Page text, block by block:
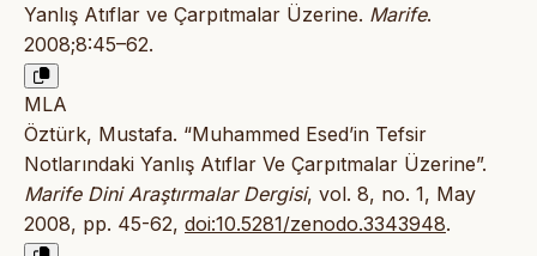
Yanlış Atıflar ve Çarpıtmalar Üzerine. Marife.
2008;8:45–62.
MLA
Öztürk, Mustafa. “Muhammed Esed’in Tefsir
Notlarındaki Yanlış Atıflar Ve Çarpıtmalar Üzerine”.
Marife Dini Araştırmalar Dergisi, vol. 8, no. 1, May
2008, pp. 45-62, doi:10.5281/zenodo.3343948.